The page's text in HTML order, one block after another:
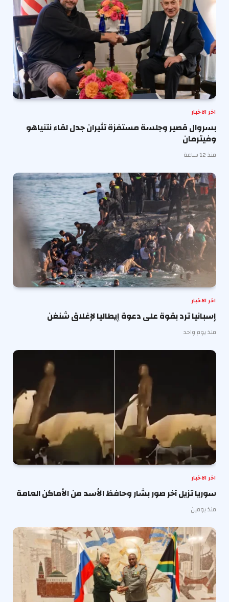
اخر الاخبار
بسروال قصير وجلسة مستفزة تثيران جدل لقاء نتنياهو
وفيترمان
منذ 12 ساعة
اخر الاخبار
إسبانيا ترد بقوة على دعوة إيطاليا لإغلاق شنغن
منذ يوم واحد
اخر الاخبار
سوريا تزيل آخر صور بشار وحافظ الأسد من الأماكن العامة
منذ يومين